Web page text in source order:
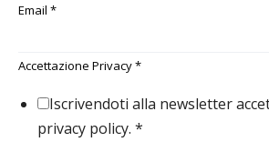
Email *
Accettazione Privacy*
Iscrivendoti alla newsletter
privacy policy. *